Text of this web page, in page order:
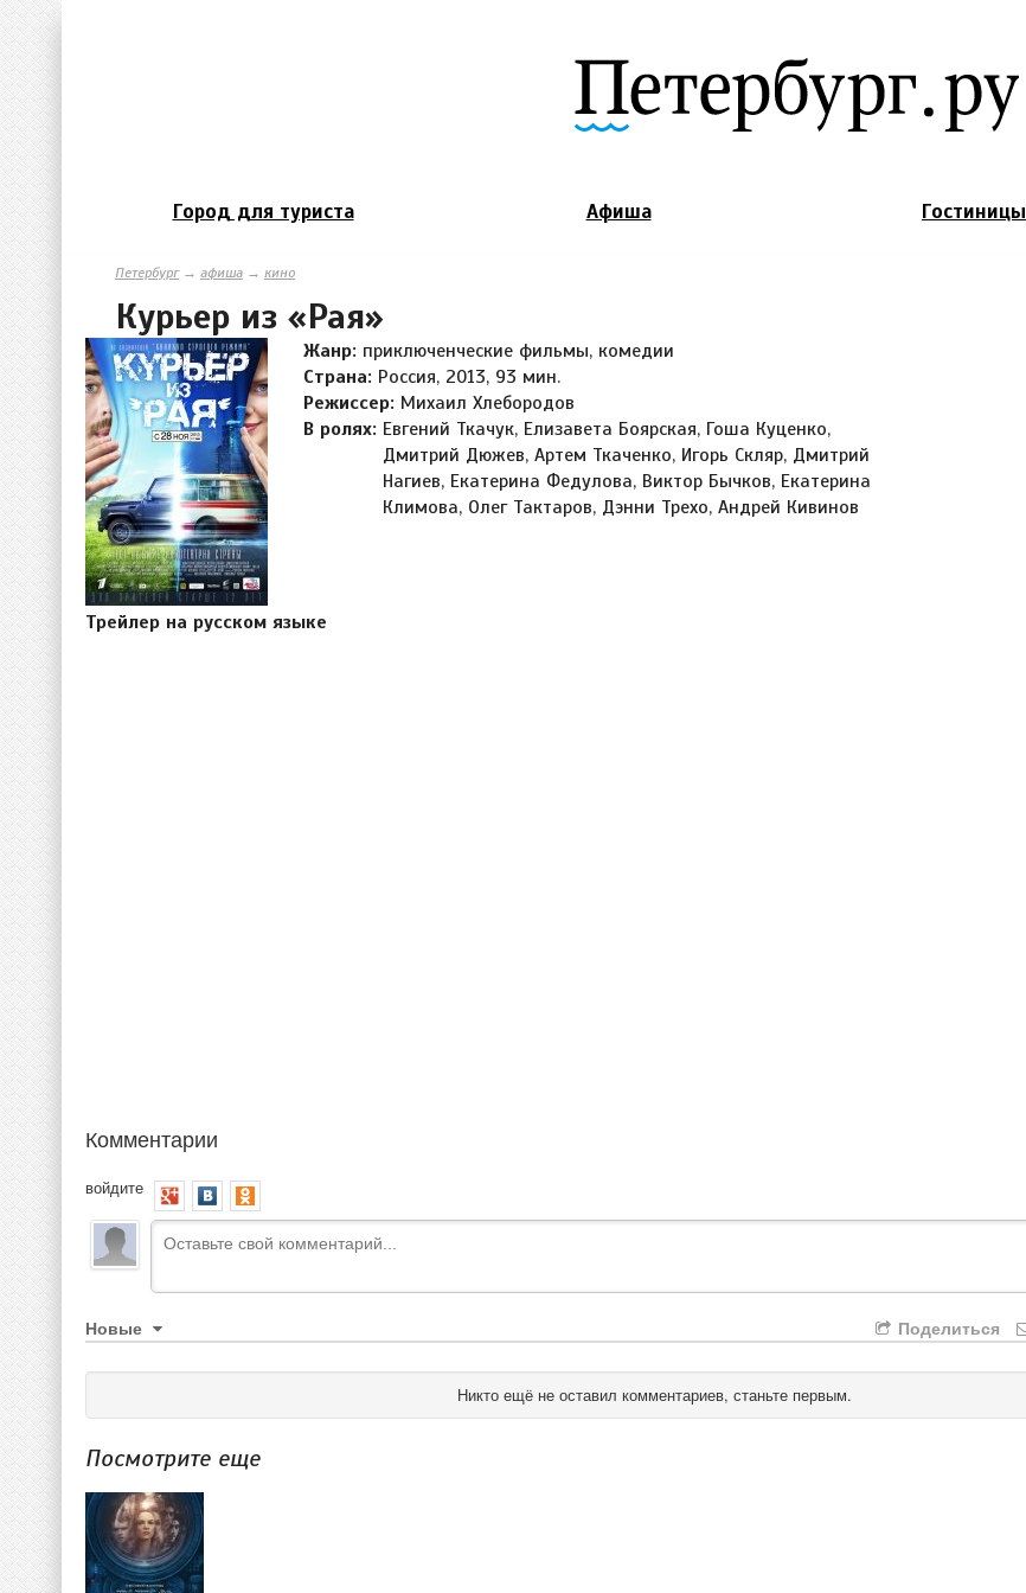
Город для туриста Афиша Гостиницы
Петербург→ афиша → кино
Курьер из «Рая»
Жанр: приключенческие фильмы, комедии
Страна: Россия, 2013, 93 мин.
Режиссер: Михаил Хлебородов
В ролях: Евгений Ткачук, Елизавета Боярская, Гоша Куценко,
Дмитрий Дюжев, Артем Ткаченко, Игорь Скляр, Дмитрий
Нагиев, Екатерина Федулова, Виктор Бычков, Екатерина
Климова, Олег Тактаров, Дэнни Трехо, Андрей Кивинов
Трейлер на русском языке
Комментарии
войдите
Новые Поделиться
Никто ещё не оставил комментариев, станьте первым.
Посмотрите еще